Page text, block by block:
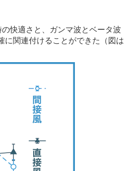
快適さと、ガンマ波とベータ波
に関連付けることができた（図は